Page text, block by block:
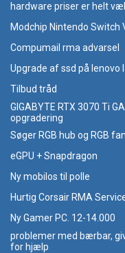
hardware priser er helt
Modchip Nintendo Switch
Compumail rma advarsel
Upgrade af ssd på lenovo
Tilbud tråd
GIGABYTE RTX 3070 Ti
opgradering
Søger RGB hub og RGB
eGPU + Snapdragon
Ny mobilos til polle
Hurtig Corsair RMA
Ny Gamer PC. 12-14.000
problemer med bærbar,
for hjælp